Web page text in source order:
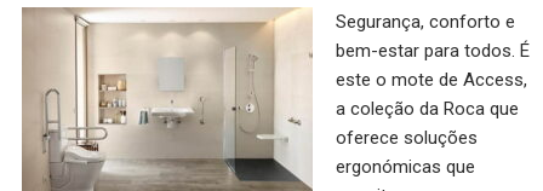
Segurança, conforto e
bem-estar para todos. É
este o mote de Access,
a coleção da Roca que
oferece soluções
ergonómicas que